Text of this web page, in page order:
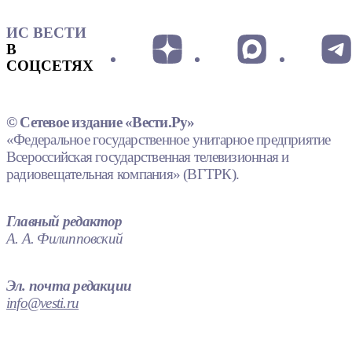
ИС ВЕСТИ
В
СОЦСЕТЯХ
© Сетевое издание «Вести.Ру»
«Федеральное государственное унитарное предприятие
Всероссийская государственная телевизионная и
радиовещательная компания» (ВГТРК).
Главный редактор
А. А. Филипповский
Эл. почта редакции
info@vesti.ru